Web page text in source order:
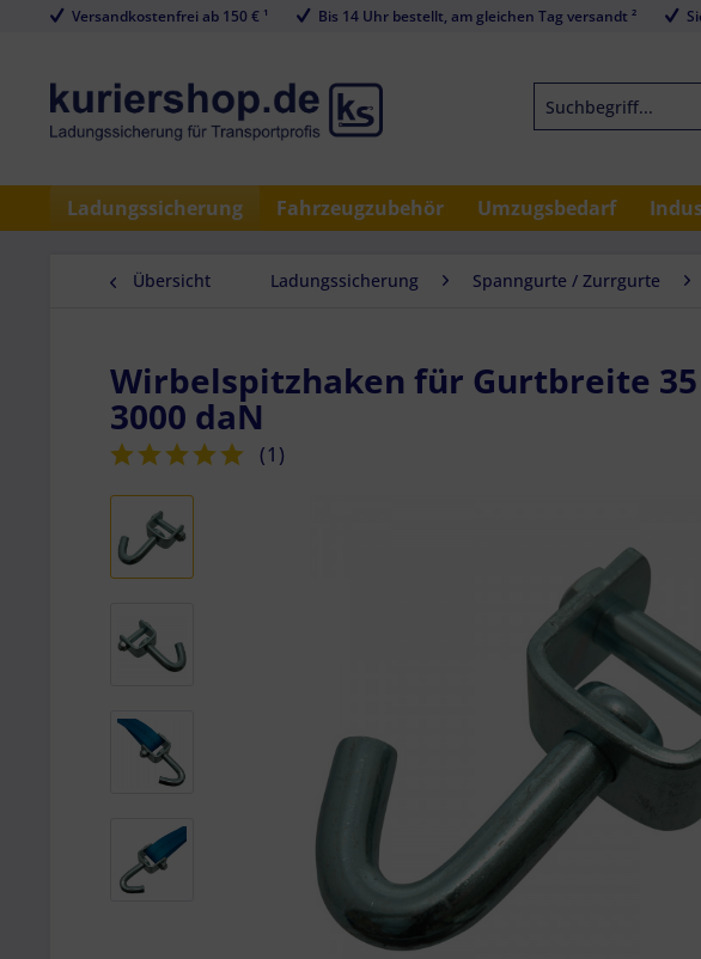
Versandkostenfrei ab 150 € ¹ Bis 14 Uhr bestellt, am gleichen Tag versandt ²
Ladungssicherung Fahrzeugzubehör Umzugsbedarf
Übersicht Ladungssicherung Spanngurte / Zurrgurte
Wirbelspitzhaken für Gurtbreite
3000 daN
(1 )